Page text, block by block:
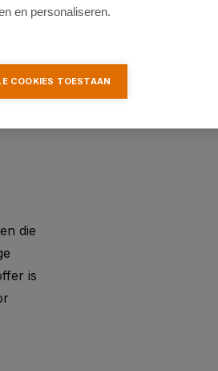
die
is
en personaliseren.
COOKIES TOESTAAN